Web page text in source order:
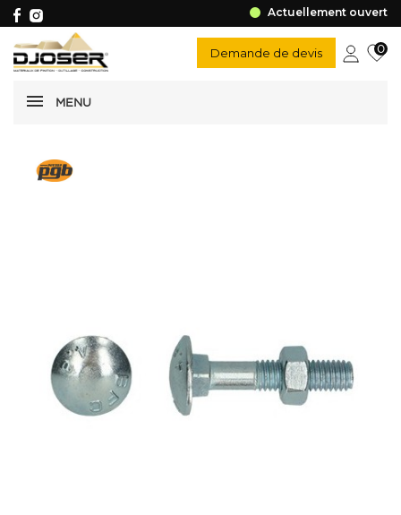
Actuellement ouvert
MENU
Demande de devis 0